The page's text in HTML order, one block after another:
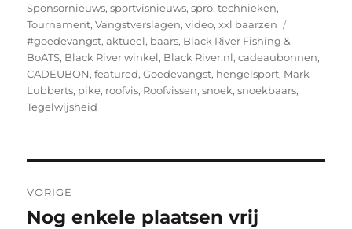
Sponsornieuws,sportvisnieuws,spro,technieken,
Tournament,Vangstverslagen,video,xxl baarzen
#goedevangst,aktueel, baars, Black River Fishing &
BoATS, Black River winkel, Black River.nl,cadeaubonnen,
CADEUBON,featured,Goedevangst, hengelsport, Mark
Lubberts, pike, roofvis, Roofvissen,snoek,snoekbaars,
Tegelwijsheid
navigatie
VORIGE
Vorig
Nog enkele plaatsen vrij